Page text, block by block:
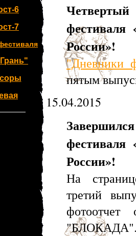
6
7
России»!
"Дневники
пятым
15.04.2015
России»!
На
третий